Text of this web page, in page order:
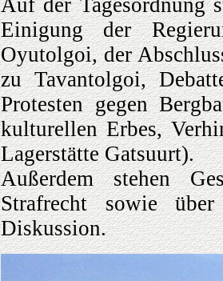
Auf der Tagesordnung
Einigung der
Oyutolgoi, der
zu Tavantolgoi,
Protesten gegen
kulturellen Erbes,
Lagerstätte Gatsuurt).
Außerdem stehen
Strafrecht sowie
Diskussion.